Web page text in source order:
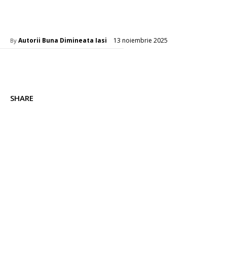
By Autorii Buna Dimineata Iasi 13 noiembrie 2025
SHARE